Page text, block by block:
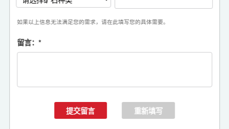
如果以上信息无法满足您的需求，请在此填写您的具体需要。
留言：*